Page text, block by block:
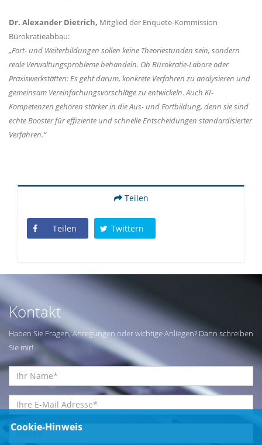
Dr. Alexander Dietrich, Mitglied der Enquete-Kommission
Bürokratieabbau:
Fort- und Weiterbildungen sollen keine Theoriestunden sein, sondern
reale Verwaltungsprobleme behandeln. Ob Bürokratie-Labore oder
Praxiswerkstätten: Es geht darum, konkrete Verfahren zu analysieren und
gemeinsam Vereinfachungsvorschläge zu entwickeln. Auch KI-
Kompetenzen gehören stärker in die Aus- und Fortbildung, denn sie sind
echte Booster für effiziente und schnelle Entscheidungen standardisierter
Verfahren.“
Teilen
Teilen Twittern
Kontakt
Haben Sie Fragen, Anregungen oder wichtige Anliegen? Dann schreiben
Sie mir!
Cookie-Hinweis